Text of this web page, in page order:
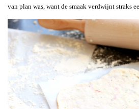
van plan was, want de smaak verdwijnt straks